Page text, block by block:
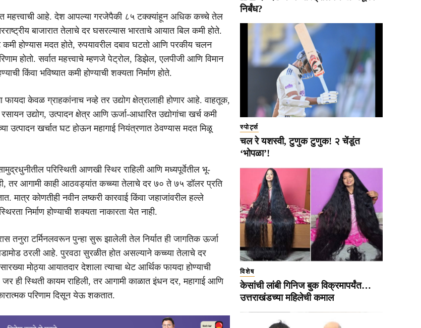
महत्त्वाची आहे. देश आपल्या गरजेपैकी ८५ टक्क्यांहून अधिक कच्चे तेल
बाजारात तेलाचे दर घसरल्यास भारताचे आयात बिल कमी होते.
होण्यास मदत होते, रुपयावरील दबाव घटतो आणि परकीय चलन
होतो. सर्वात महत्त्वाचे म्हणजे पेट्रोल, डिझेल, एलपीजी आणि विमान
किंवा भविष्यात कमी होण्याची शक्यता निर्माण होते.
फायदा केवळ ग्राहकांनाच नव्हे तर उद्योग क्षेत्रालाही होणार आहे. वाहतूक,
उद्योग, उत्पादन क्षेत्र आणि ऊर्जा-आधारित उद्योगांचा खर्च कमी
उत्पादन खर्चात घट होऊन महागाई नियंत्रणात ठेवण्यास मदत मिळू
परिस्थिती आणखी स्थिर राहिली आणि मध्यपूर्वेतील भू-
तर आगामी काही आठवड्यांत कच्च्या तेलाचे दर ७० ते ७५ डॉलर प्रति
मात्र कोणतीही नवीन लष्करी कारवाई किंवा जहाजांवरील हल्ले
निर्माण होण्याची शक्यता नाकारता येत नाही.
तनुरा टर्मिनलवरून पुन्हा सुरू झालेली तेल निर्यात ही जागतिक ऊर्जा
ठरली आहे. पुरवठा सुरळीत होत असल्याने कच्च्या तेलाचे दर
मोठ्या आयातदार देशाला त्याचा थेट आर्थिक फायदा होण्याची
ही स्थिती कायम राहिली, तर आगामी काळात इंधन दर, महागाई आणि
परिणाम दिसून येऊ शकतात.
निर्बंध?
स्पोर्ट्स
चल रे यशस्वी, टुणुक टुणुक! २ चेंडूंत
‘भोपळा’!
विशेष
केसांची लांबी गिनिज बुक विक्रमापर्यंत…
उत्तराखंडच्या महिलेची कमाल